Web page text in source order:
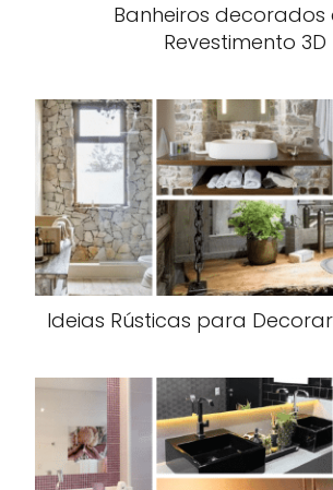
Banheiros decorados
Revestimento 3D
Ideias Rústicas para